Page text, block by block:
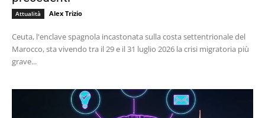
Attualità Alex Trizio
Ceuta, l'enclave spagnola incastonata sulla costa settentrionale del
Marocco, sta vivendo tra il 29 e il 31 luglio 2026 la crisi migratoria più
grave...